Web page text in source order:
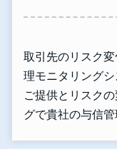
取引先のリスク
理モニタリング
ご提供とリスク
グで貴社の与信